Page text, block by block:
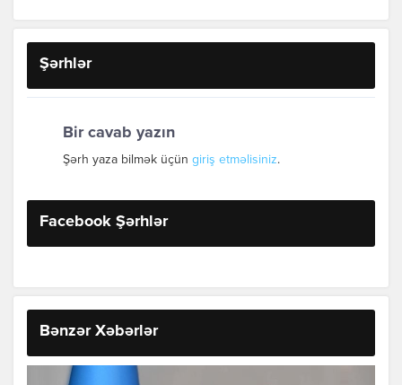
Şərhlər
Bir cavab yazın
Şərh yaza bilmək üçün giriş etməlisiniz.
Facebook Şərhlər
Bənzər Xəbərlər